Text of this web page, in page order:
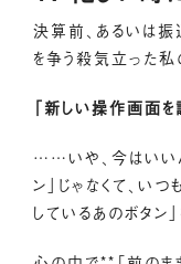
決算前、あるいは
を争う殺気立った私
「新しい操作画面を
……いや、今はいい
ン」じゃなくて、い
しているあのボタン